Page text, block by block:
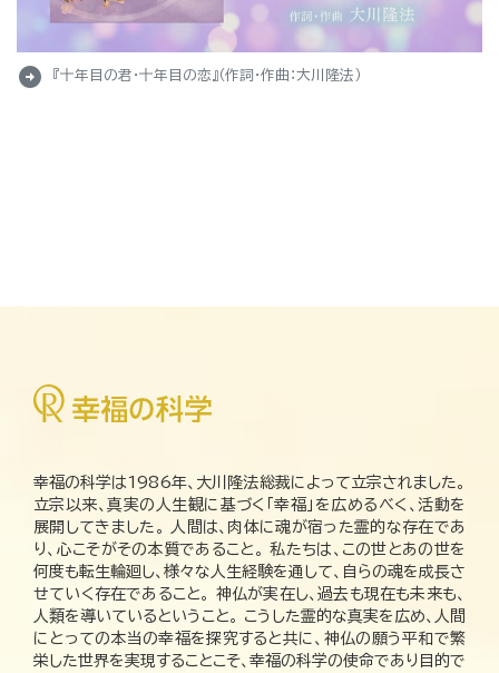
arrow_circle_right 『十年目の君・十年目の恋』（作詞・作曲：大川隆法）
幸福の科学は1986年、大川隆法総裁によって立宗されました。
立宗以来、真実の人生観に基づく「幸福」を広めるべく、活動を
展開してきました。 人間は、肉体に魂が宿った霊的な存在であ
り、心こそがその本質であること。 私たちは、この世とあの世を
何度も転生輪廻し、様々な人生経験を通して、自らの魂を成長さ
せていく存在であること。 神仏が実在し、過去も現在も未来も、
人類を導いているということ。 こうした霊的な真実を広め、人間
にとっての本当の幸福を探究すると共に、神仏の願う平和で繁
栄した世界を実現することこそ、幸福の科学の使命であり目的で